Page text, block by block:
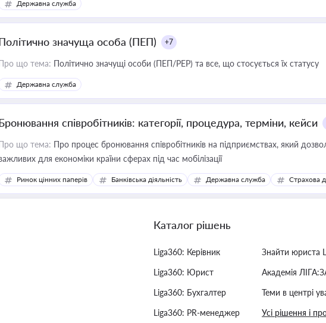
Державна служба
значуща особа (ПЕП) +7
що тема: Політично значущі особи (ПЕП/PEP) та все, що стосується їх статусу
Державна служба
співробітників: категорії, процедура, терміни, кейси
що тема: Про процес бронювання співробітників на підприємствах, який
для економіки країни сферах під час мобілізації
Ринок цінних паперів Банківська діяльність Державна служба Страхова
Каталог рішень
Liga360: Керівник
Liga360: Юрист
Liga360: Бухгалтер
Liga360: PR-менеджер
Знайти юриста
Академія
Теми в центрі
Усі рішення і